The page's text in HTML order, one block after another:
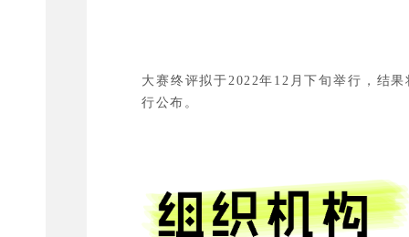
大赛终评拟于2022年12月下旬举行，结
行公布。